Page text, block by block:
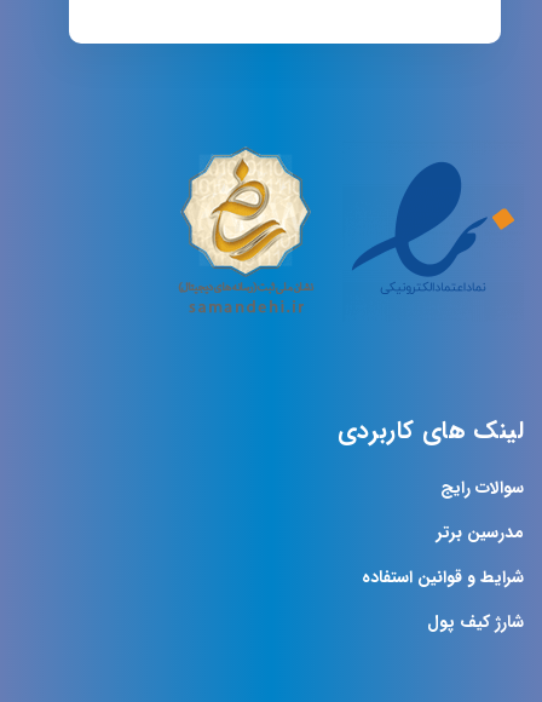
لینک های کاربردی
سوالات رایج
مدرسین برتر
شرایط و قوانین استفاده
شارژ کیف پول